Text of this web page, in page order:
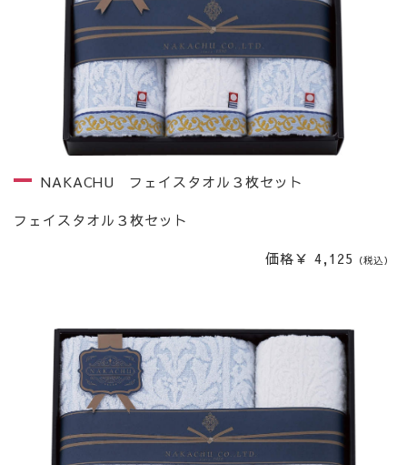
NAKACHU フェイスタオル３枚セット
フェイスタオル３枚セット
価格￥ 4,125 （税込）